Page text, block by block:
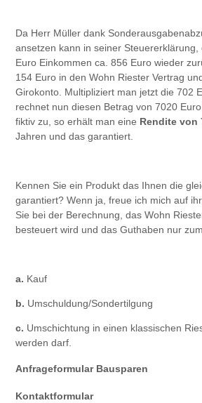
Da Herr Müller dank
ansetzen kann in seiner Steuererklärung,
Euro Einkommen ca. 856 Euro wieder
154 Euro in den Wohn Riester Vertrag
Girokonto. Multipliziert man jetzt die 702
rechnet nun diesen Betrag von 7020
fiktiv zu, so erhält man eine Rendite von
Jahren und das garantiert.
Kennen Sie ein Produkt das Ihnen die
garantiert? Wenn ja, freue ich mich auf
Sie bei der Berechnung, das Wohn
besteuert wird und das Guthaben nur
a. Kauf
b. Umschuldung/Sondertilgung
c. Umschichtung in einen klassischen
werden darf.
Anfrageformular Bausparen
Kontaktformular